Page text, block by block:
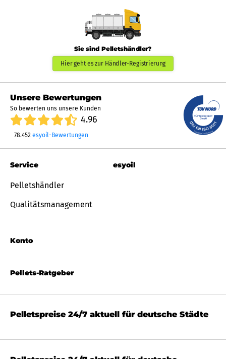
Sie sind Pelletshändler?
Hier geht es zur Händler-Registrierung
Unsere Bewertungen
So bewerten uns unsere Kunden
4.96
78.452 esyoil-Bewertungen
Pellets-Ratgeber
Service
Pelletshändler
Qualitätsmanagement
Konto
esyoil
Pelletspreise 24/7 aktuell für deutsche Städte